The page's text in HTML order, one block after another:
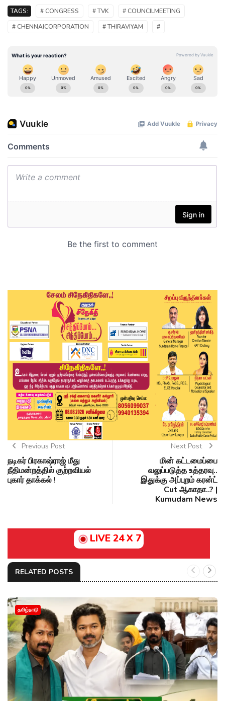
TAGS: # CONGRESS # TVK
# COUNCILMEETING
# CHENNAICORPORATION
# THIRAVIYAM #
Previous Post
நடிகர் பிரகாஷ்ராஜ் மீது
நீதிமன்றத்தில் குற்றவியல்
புகார் தாக்கல் !
Next Post
மின் கட்டமைப்பை
வலுப்படுத்த உத்தரவு..
இதுக்கு அப்புறம் கரன்ட்
Cut ஆகாதா..? |
Kumudam News
LIVE 24 X 7
RELATED POSTS
தமிழ்நாடு